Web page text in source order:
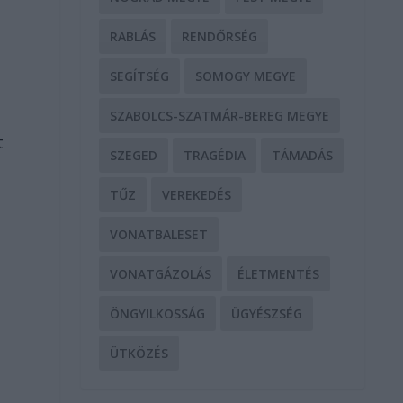
RABLÁS RENDŐRSÉG
SEGÍTSÉG SOMOGY MEGYE
SZABOLCS-SZATMÁR-BEREG MEGYE
SZEGED TRAGÉDIA TÁMADÁS
TŰZ VEREKEDÉS
VONATBALESET
VONATGÁZOLÁS ÉLETMENTÉS
ÖNGYILKOSSÁG ÜGYÉSZSÉG
ÜTKÖZÉS